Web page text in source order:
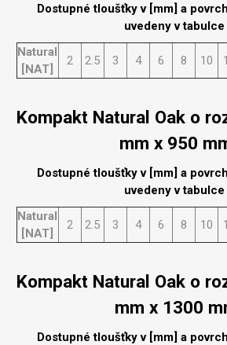
Dostupné tloušťky v [mm] a
uvedeny v tabulce
Natural
[NAT]
2 2.5 3 4 6 8 10
Kompakt Natural Oak o
mm x 950
Dostupné tloušťky v [mm] a
uvedeny v tabulce
Natural
[NAT]
2 2.5 3 4 6 8 10
Kompakt Natural Oak o
mm x 1300
Dostupné tloušťky v [mm] a